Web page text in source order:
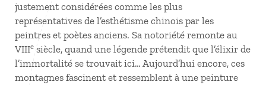
justement considérées comme les plus
représentatives de l’esthétisme chinois par les
peintres et poètes anciens. Sa notoriété remonte au
VIIIe siècle, quand une légende prétendit que l’élixir de
l’immortalité se trouvait ici… Aujourd’hui encore, ces
montagnes fascinent et ressemblent à une peinture